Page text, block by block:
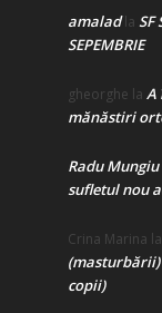
amaladla SF
SEPEMBRIE
gheorghe la A
mănăstiri
Radu Mungiu
sufletul nou
Crina Marina la
(masturbării)
copii)